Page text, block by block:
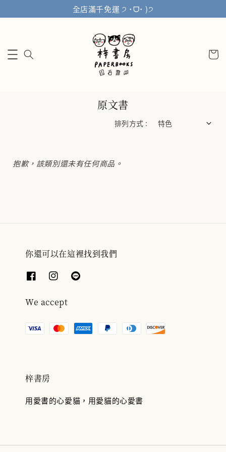
全店滿千免運 ੭ ˙ᗜ˙ )੭
原文書
排列方式 :
抱歉，該類別還未有任何商品。
你還可以在這裡找到我們
We accept
梓書房
用愛書的心愛貓，用愛貓的心愛書